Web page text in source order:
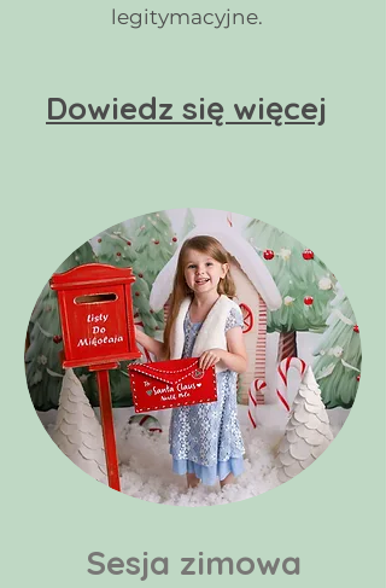
legitymacyjne.
Dowiedz się więcej
Sesja zimowa